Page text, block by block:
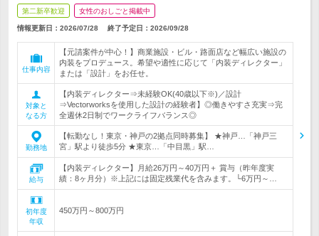
第二新卒歓迎 女性のおしごと掲載中
情報更新日：2026/07/28 終了予定日： 2026/09/28
仕事内容
【元請案件が中心！】商業施設・ビル・路面店など幅広い施設の
内装をプロデュース。希望や適性に応じて「内装ディレクター」
または「設計」をお任せ。
対象と
なる方
【内装ディレクター⇒未経験OK(40歳以下※)／設計
⇒Vectorworksを使用した設計の経験者】◎働きやすさ充実⇒完
全週休2日制でワークライフバランス◎
勤務地
【転勤なし！東京・神戸の2拠点同時募集】 ★神戸…「神戸三
宮」駅より徒歩5分 ★東京…「中目黒」駅…
給与
【内装ディレクター】月給26万円～40万円＋ 賞与（昨年度実
績：8ヶ月分）※上記には固定残業代を含みます。└6万円～…
初年度
年収
450万円～800万円